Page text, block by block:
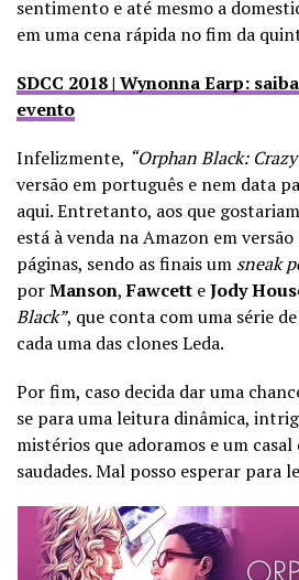
sentimento e até mesmo a
em uma cena rápida no fim da
SDCC 2018 | Wynonna Earp:
evento
Infelizmente, “Orphan Black:
versão em português e nem data
aqui. Entretanto, aos que
está à venda na Amazon em
páginas, sendo as finais um sneak
porManson,Fawcett eJody
Black”, que conta com uma série
cada uma das clones Leda.
Por fim, caso decida dar uma
se para uma leitura dinâmica,
mistérios que adoramos e um
saudades. Mal posso esperar para